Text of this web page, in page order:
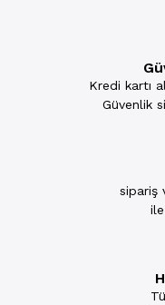
Kredi kartı
Güvenlik
sipariş